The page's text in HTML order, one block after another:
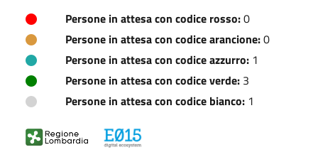
Persone in attesa con codice rosso:0
Persone in attesa con codice arancione:0
Persone in attesa con codice azzurro: 1
Persone in attesa con codice verde: 3
Persone in attesa con codice bianco: 1